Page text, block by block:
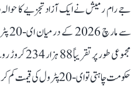
سے
مجموعی طور
حکومت چاہتی تو ای-20